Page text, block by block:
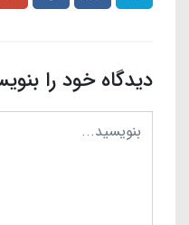
دیدگاه خود را